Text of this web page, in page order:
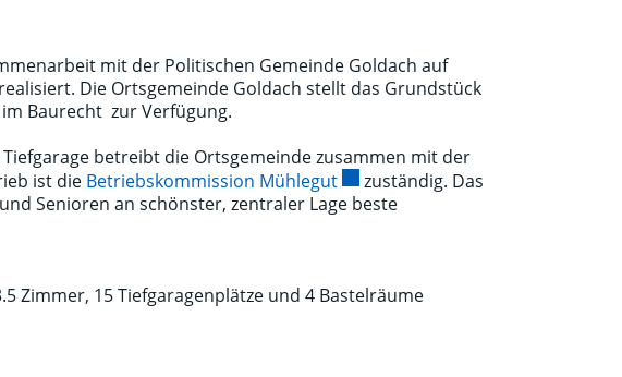
mit der Politischen Gemeinde Goldach auf
Die Ortsgemeinde Goldach stellt das Grundstück
Baurecht zur Verfügung.
betreibt die Ortsgemeinde zusammen mit der
ist die Betriebskommission Mühlegut Externer Link wird in einem
zuständig. Das
Senioren an schönster, zentraler Lage beste
Zimmer, 15 Tiefgaragenplätze und 4 Bastelräume